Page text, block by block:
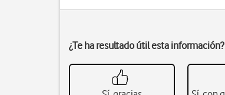
¿Te ha resultado útil esta información?